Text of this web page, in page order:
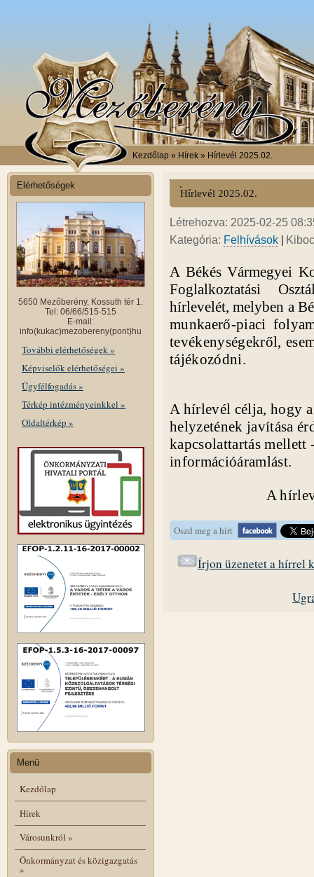
Kezdőlap » Hírek » Hírlevél 2025.02.
Elérhetőségek
5650 Mezőberény, Kossuth tér 1.
Tel: 06/66/515-515
E-mail:
info(kukac)mezobereny(pont)hu
További elérhetőségek »
Képviselők elérhetőségei »
Ügyfélfogadás »
Térkép intézményeinkkel »
Oldaltérkép »
Menü
Kezdőlap
Hírek
Városunkról »
Önkormányzat és közigazgatás
»
Hírlevél 2025.02.
Létrehozva: 2025-02-25
Kategória: Felhívások |
A Békés Vármegyei
Foglalkoztatási
hírlevelét, melyben a
munkaerő-piaci
tevékenységekről,
tájékozódni.
A hírlevél célja, hogy
helyzetének javítása
kapcsolattartás mellett
információáramlást.
A
Oszd meg a hírt
Írjon üzenetet a hírrel